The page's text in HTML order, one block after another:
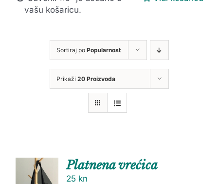
vašu košaricu.
Sortiraj po Popularnost
Prikaži 20 Proizvoda
DODAJ
Platnena vrećica
25 kn